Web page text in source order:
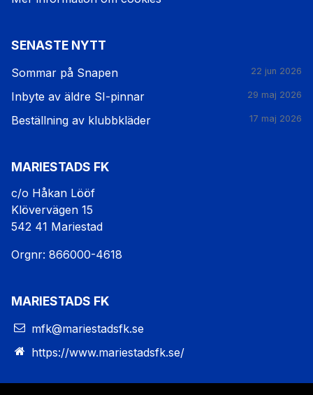
SENASTE NYTT
Sommar på Snapen 22 jun 2026
Inbyte av äldre SI-pinnar 29 maj 2026
Beställning av klubbkläder 17 maj 2026
MARIESTADS FK
c/o Håkan Lööf
Klövervägen 15
542 41 Mariestad
Orgnr: 866000-4618
MARIESTADS FK
mfk@mariestadsfk.se
https://www.mariestadsfk.se/